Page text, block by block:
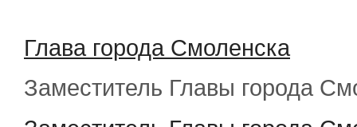
Глава города Смоленска
Заместитель Главы города